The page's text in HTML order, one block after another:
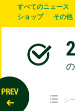
すべてのニュース
ショップ
その他
シ